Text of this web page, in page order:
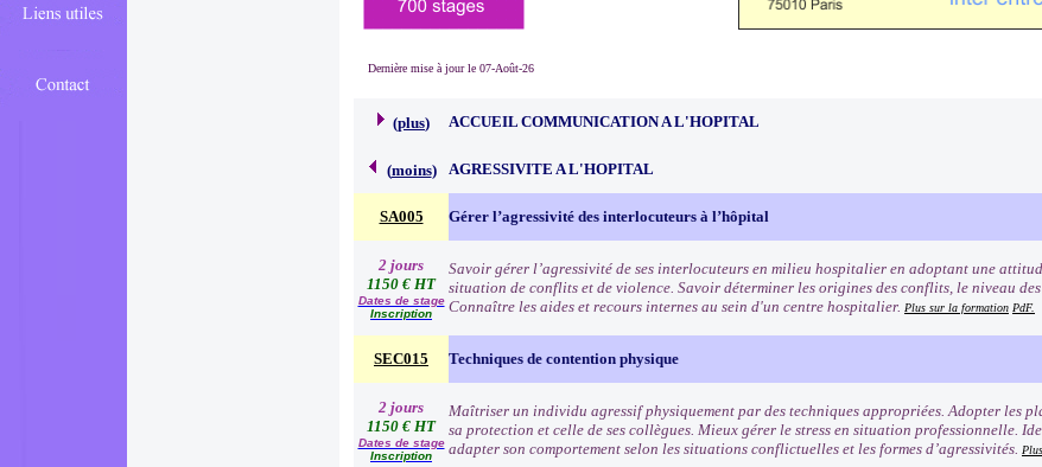
Dernière mise à jour le 07-Août-26
(plus) ACCUEIL COMMUNICATION A L'HOPITAL
(moins) AGRESSIVITE A L'HOPITAL
SA005 Gérer l’agressivité des interlocuteurs à l’hôpital
2 jours
1150 € HT
Dates de stage
Inscription
Savoir gérer l’agressivité de ses interlocuteurs en milieu hospitalier en adoptant une
situation de conflits et de violence. Savoir déterminer les origines des conflits, le niveau
Connaître les aides et recours internes au sein d'un centre hospitalier. Plus sur la formation PdF.
SEC015 Techniques de contention physique
2 jours
1150 € HT
Dates de stage
Inscription
Maîtriser un individu agressif physiquement par des techniques appropriées. Adopter les
sa protection et celle de ses collègues. Mieux gérer le stress en situation professionnelle.
adapter son comportement selon les situations conflictuelles et les formes d’agressivités.